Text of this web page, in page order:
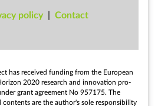
policy | Con­tact
has re­ceived fund­ing from the European
2020 re­search and in­nov­a­tion pro­
grant agree­ment No 957175. The
con­tents are the au­thor's sole re­spons­ib­il­ity